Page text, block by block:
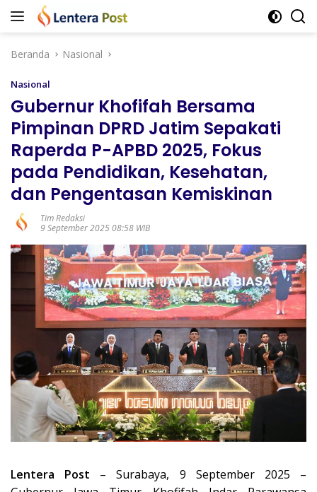
Langsung
Beranda
Nasional
Nasional
Gubernur Khofifah Bersama
Pimpinan DPRD Jatim Sepakati
Raperda P-APBD 2025, Fokus
pada Pendidikan, Kesehatan,
dan Pengentasan Kemiskinan
Tim Redaksi
9 September 2025 08:58 WIB
Lentera Post – Surabaya, 9 September 2025 –